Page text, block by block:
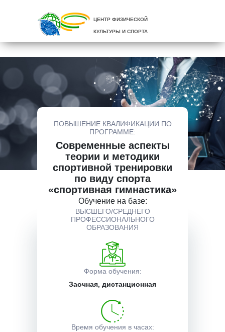
ЦЕНТР ФИЗИЧЕСКОЙ
КУЛЬТУРЫ И СПОРТА
ПОВЫШЕНИЕ КВАЛИФИКАЦИИ ПО
ПРОГРАММЕ:
Современные аспекты
теории и методики
спортивной тренировки
по виду спорта
«спортивная гимнастика»
Обучение на базе:
ВЫСШЕГО/СРЕДНЕГО
ПРОФЕССИОНАЛЬНОГО
ОБРАЗОВАНИЯ
Форма обучения:
Заочная, дистанционная
Время обучения в часах:
Описание курса
Получаемые документы
Условия поступления